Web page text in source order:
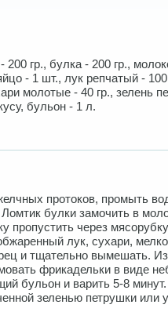
200 гр., булка - 200 гр.,
- 1 шт., лук репчатый - 100
молотые - 40 гр., зелень
бульон - 1 л.
протоков, промыть
булки замочить в
пропустить через
лук, сухари, мелко
и тщательно вымешать. Из
фрикадельки в виде
бульон и варить 5-8
зеленью петрушки или